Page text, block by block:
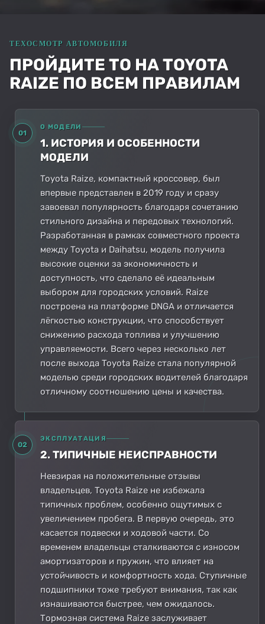
ПРОЙДИТЕ ТО НА TOYOTA
RAIZE ПО ВСЕМ ПРАВИЛАМ
01
О МОДЕЛИ
1. ИСТОРИЯ И ОСОБЕННОСТИ
МОДЕЛИ
Toyota Raize, компактный кроссовер, был
впервые представлен в 2019 году и сразу
завоевал популярность благодаря сочетанию
стильного дизайна и передовых технологий.
Разработанная в рамках совместного проекта
между Toyota и Daihatsu, модель получила
высокие оценки за экономичность и
доступность, что сделало её идеальным
выбором для городских условий. Raize
построена на платформе DNGA и отличается
лёгкостью конструкции, что способствует
снижению расхода топлива и улучшению
управляемости. Всего через несколько лет
после выхода Toyota Raize стала популярной
моделью среди городских водителей благодаря
отличному соотношению цены и качества.
02
ЭКСПЛУАТАЦИЯ
2. ТИПИЧНЫЕ НЕИСПРАВНОСТИ
Невзирая на положительные отзывы
владельцев, Toyota Raize не избежала
типичных проблем, особенно ощутимых с
увеличением пробега. В первую очередь, это
касается подвески и ходовой части. Со
временем владельцы сталкиваются с износом
амортизаторов и пружин, что влияет на
устойчивость и комфортность хода. Ступичные
подшипники тоже требуют внимания, так как
изнашиваются быстрее, чем ожидалось.
Тормозная система Raize заслуживает